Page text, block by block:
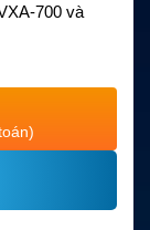
700 và